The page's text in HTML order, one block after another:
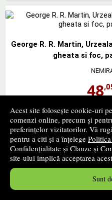
Acest site folosește cookie-uri
comenzi online, precum și
preferințelor vizitatorilor. Vă
pentru a citi și a înțelege
Confidențialitate și Clauze și
site-ului implică acceptarea
Sunt
George R. R. Martin,
gheata si foc,
48
In stoc
Timp confirmare